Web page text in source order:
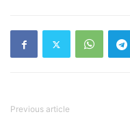
Previous article